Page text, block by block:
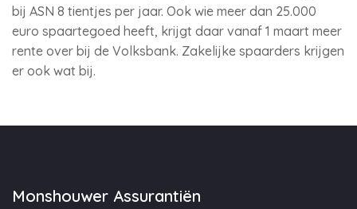
bij ASN 8 tientjes per jaar. Ook wie meer dan 25.000
euro spaartegoed heeft, krijgt daar vanaf 1 maart meer
rente over bij de Volksbank. Zakelijke spaarders krijgen
er ook wat bij.
Monshouwer Assurantiën